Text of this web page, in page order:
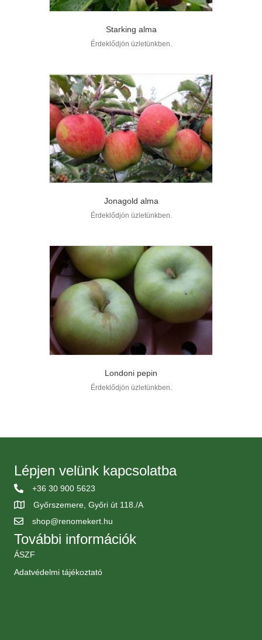
Starking alma
Érdeklődjön üzletünkben.
Jonagold alma
Érdeklődjön üzletünkben.
Londoni pepin
Érdeklődjön üzletünkben.
Lépjen velünk kapcsolatba
+36 30 900 5623
Győrszemere, Győri út 118./A
shop@renomekert.hu
További információk
ÁSZF
Adatvédelmi tájékoztató